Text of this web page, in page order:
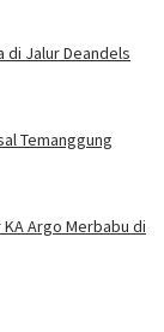
di Jalur Deandels
Temanggung
Argo Merbabu di